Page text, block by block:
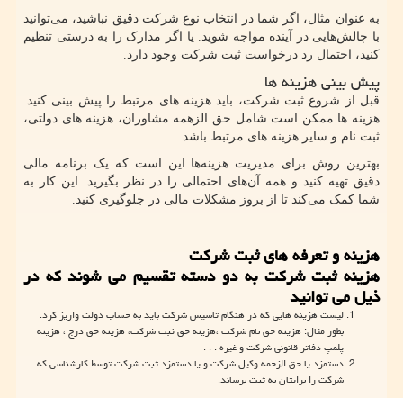
به عنوان مثال، اگر شما در انتخاب نوع شرکت دقیق نباشید، می‌توانید
با چالش‌هایی در آینده مواجه شوید. یا اگر مدارک را به درستی تنظیم
کنید، احتمال رد درخواست ثبت شرکت وجود دارد.
پیش بینی هزینه ها
قبل از شروع ثبت شرکت، باید هزینه های مرتبط را پیش بینی کنید.
هزینه ها ممکن است شامل حق الزهمه مشاوران، هزینه های دولتی،
ثبت نام و سایر هزینه های مرتبط باشد.
بهترین روش برای مدیریت هزینه‌ها این است که یک برنامه مالی
دقیق تهیه کنید و همه آن‌های احتمالی را در نظر بگیرید. این کار به
شما کمک می‌کند تا از بروز مشکلات مالی در جلوگیری کنید.
هزینه و تعرفه های ثبت شرکت
هزینه ثبت شرکت به دو دسته تقسیم می شوند که در
ذیل می توانید
لیست هزینه هایی که در هنگام تاسیس شرکت باید به حساب دولت واریز کرد.
بطور مثال: هزینه حق نام شرکت،هزینه حق ثبت شرکت، هزینه حق درج ، هزینه
پلمپ دفاتر قانونی شرکت و غیره . . .
دستمزد یا حق الزحمه وکیل شرکت و یا دستمزد ثبت شرکت توسط کارشناسی که
شرکت را برایتان به ثبت برساند.